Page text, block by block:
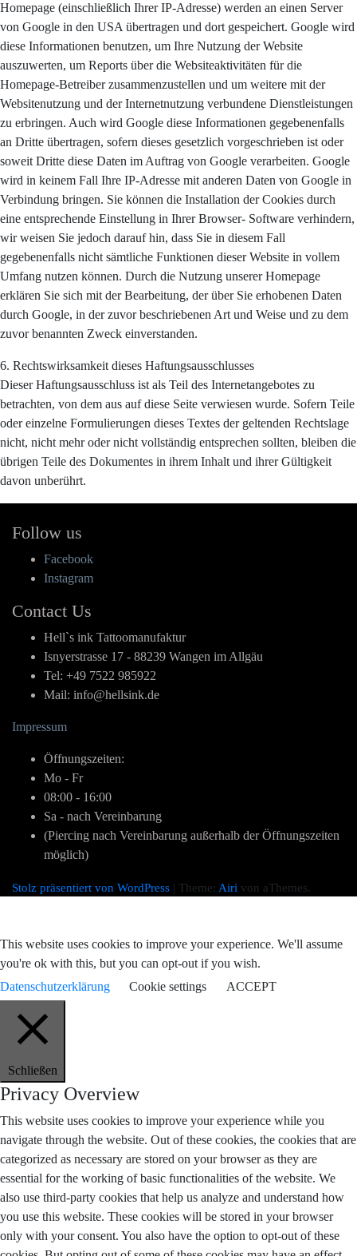
Homepage (einschließlich Ihrer IP-Adresse) werden an einen Server
von Google in den USA übertragen und dort gespeichert. Google wird
diese Informationen benutzen, um Ihre Nutzung der Website
auszuwerten, um Reports über die Websiteaktivitäten für die
Homepage-Betreiber zusammenzustellen und um weitere mit der
Websitenutzung und der Internetnutzung verbundene Dienstleistungen
zu erbringen. Auch wird Google diese Informationen gegebenenfalls
an Dritte übertragen, sofern dieses gesetzlich vorgeschrieben ist oder
soweit Dritte diese Daten im Auftrag von Google verarbeiten. Google
wird in keinem Fall Ihre IP-Adresse mit anderen Daten von Google in
Verbindung bringen. Sie können die Installation der Cookies durch
eine entsprechende Einstellung in Ihrer Browser- Software verhindern,
wir weisen Sie jedoch darauf hin, dass Sie in diesem Fall
gegebenenfalls nicht sämtliche Funktionen dieser Website in vollem
Umfang nutzen können. Durch die Nutzung unserer Homepage
erklären Sie sich mit der Bearbeitung, der über Sie erhobenen Daten
durch Google, in der zuvor beschriebenen Art und Weise und zu dem
zuvor benannten Zweck einverstanden.
6. Rechtswirksamkeit dieses Haftungsausschlusses
Dieser Haftungsausschluss ist als Teil des Internetangebotes zu
betrachten, von dem aus auf diese Seite verwiesen wurde. Sofern Teile
oder einzelne Formulierungen dieses Textes der geltenden Rechtslage
nicht, nicht mehr oder nicht vollständig entsprechen sollten, bleiben die
übrigen Teile des Dokumentes in ihrem Inhalt und ihrer Gültigkeit
davon unberührt.
Follow us
Facebook
Instagram
Contact Us
Hell`s ink Tattoomanufaktur
Isnyerstrasse 17 - 88239 Wangen im Allgäu
Tel: +49 7522 985922
Mail: info@hellsink.de
Impressum
Öffnungszeiten:
Mo - Fr
08:00 - 16:00
Sa - nach Vereinbarung
(Piercing nach Vereinbarung außerhalb der Öffnungszeiten
möglich)
Stolz präsentiert von WordPress | Theme: Airi von aThemes.
This website uses cookies to improve your experience. We'll assume
you're ok with this, but you can opt-out if you wish.
Datenschutzerklärung
Cookie settings ACCEPT
Schließen
Privacy Overview
This website uses cookies to improve your experience while you
navigate through the website. Out of these cookies, the cookies that are
categorized as necessary are stored on your browser as they are
essential for the working of basic functionalities of the website. We
also use third-party cookies that help us analyze and understand how
you use this website. These cookies will be stored in your browser
only with your consent. You also have the option to opt-out of these